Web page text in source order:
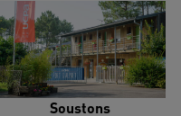
Soustons